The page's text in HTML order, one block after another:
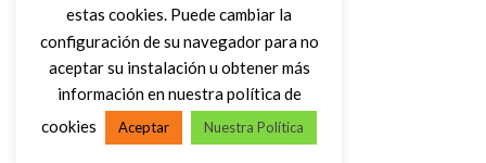
VOLVER AL INICIO
estas cookies. Puede cambiar la
configuración de su navegador para no
aceptar su instalación u obtener más
información en nuestra política de
cookies
Aceptar Nuestra Política